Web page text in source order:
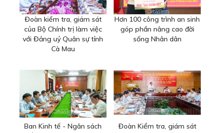
Đoàn kiểm tra, giám sát
của Bộ Chính trị làm việc
với Đảng uỷ Quân sự tỉnh
Cà Mau
Hơn 100 công trình an sinh
góp phần nâng cao đời
sống Nhân dân
Ban Kinh tế - Ngân sách
Đoàn Kiểm tra, giám sát